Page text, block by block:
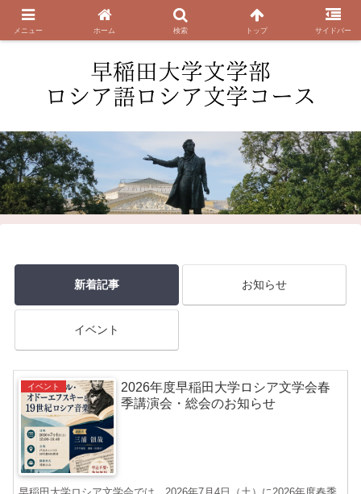
早稲田大学 文学部ロシア語ロシア文学コース／大学院文学研究科ロシア語ロシ
ア文化コース／早稲田大学ロシア文学会
新着記事 お知らせ
イベント
イベント
2026年度早稲田大学ロシア文学会春
季講演会・総会のお知らせ
メニュー ホーム 検索 トップ サイドバー